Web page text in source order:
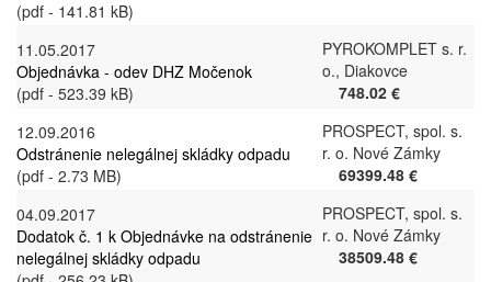
(pdf - 141.81 kB)
11.05.2017
Objednávka - odev DHZ Močenok
(pdf - 523.39 kB)
PYROKOMPLET s. r.
o., Diakovce
748.02 €
12.09.2016
Odstránenie nelegálnej skládky odpadu
(pdf - 2.73 MB)
PROSPECT, spol. s.
r. o. Nové Zámky
69399.48 €
04.09.2017
Dodatok č. 1 k Objednávke na odstránenie
nelegálnej skládky odpadu
PROSPECT, spol. s.
r. o. Nové Zámky
38509.48 €